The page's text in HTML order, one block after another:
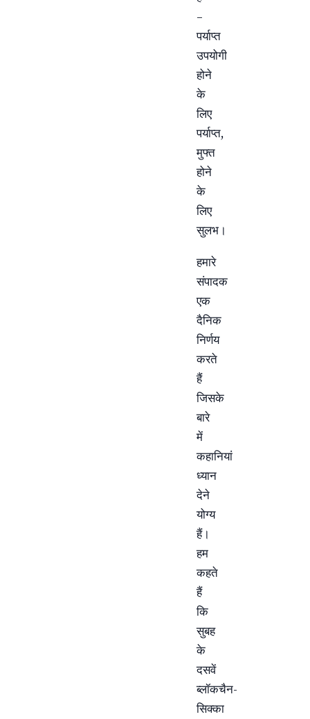
–
पर्याप्त
उपयोगी
होने
के
लिए
पर्याप्त,
मुफ्त
होने
के
लिए
सुलभ।
हमारे
संपादक
एक
दैनिक
निर्णय
करते
हैं
जिसके
बारे
में
कहानियां
ध्यान
देने
योग्य
हैं।
हम
कहते
हैं
कि
सुबह
के
दसवें
ब्लॉकचैन-
सिक्का